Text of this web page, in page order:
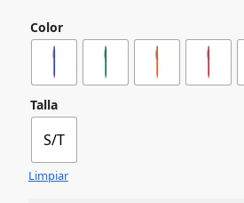
Color
Talla
S/T
Limpiar